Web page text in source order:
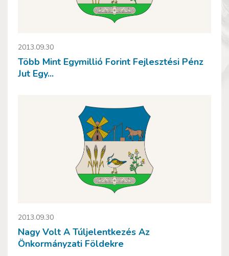
2013.09.30
Több Mint Egymillió Forint Fejlesztési Pénz
Jut Egy...
2013.09.30
Nagy Volt A Túljelentkezés Az
Önkormányzati Földekre